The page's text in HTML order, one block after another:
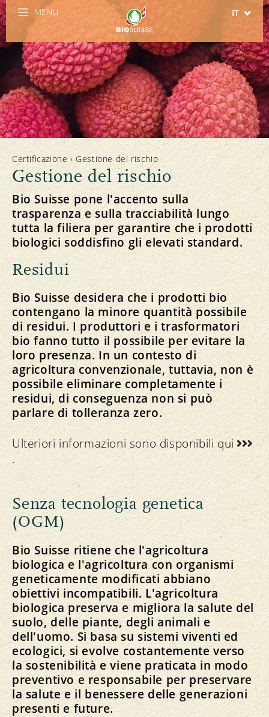
MENU IT
DE
FR
EN
ES
Certificazione ›Gestione del rischio
Gestione del rischio
Bio Suisse pone l'accento sulla
trasparenza e sulla tracciabilità lungo
tutta la filiera per garantire che i prodotti
biologici soddisfino gli elevati standard.
Residui
Bio Suisse desidera che i prodotti bio
contengano la minore quantità possibile
di residui. I produttori e i trasformatori
bio fanno tutto il possibile per evitare la
loro presenza. In un contesto di
agricoltura convenzionale, tuttavia, non è
possibile eliminare completamente i
residui, di conseguenza non si può
parlare di tolleranza zero.
Ulteriori informazioni sono disponibiliqui
.
Senza tecnologia genetica
(OGM)
Bio Suisse ritiene che l'agricoltura
biologica e l'agricoltura con organismi
geneticamente modificati abbiano
obiettivi incompatibili. L'agricoltura
biologica preserva e migliora la salute del
suolo, delle piante, degli animali e
dell'uomo. Si basa su sistemi viventi ed
ecologici, si evolve costantemente verso
la sostenibilità e viene praticata in modo
preventivo e responsabile per preservare
la salute e il benessere delle generazioni
presenti e future.